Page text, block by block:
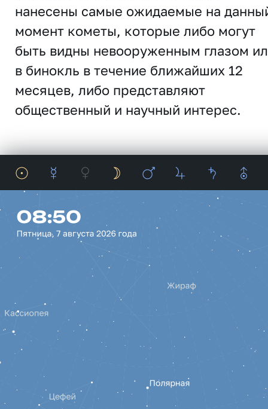
нанесены самые ожидаемые на
момент кометы, которые либо могут
быть видны невооруженным глазом
в бинокль в течение ближайших 12
месяцев, либо представляют
общественный и научный интерес.